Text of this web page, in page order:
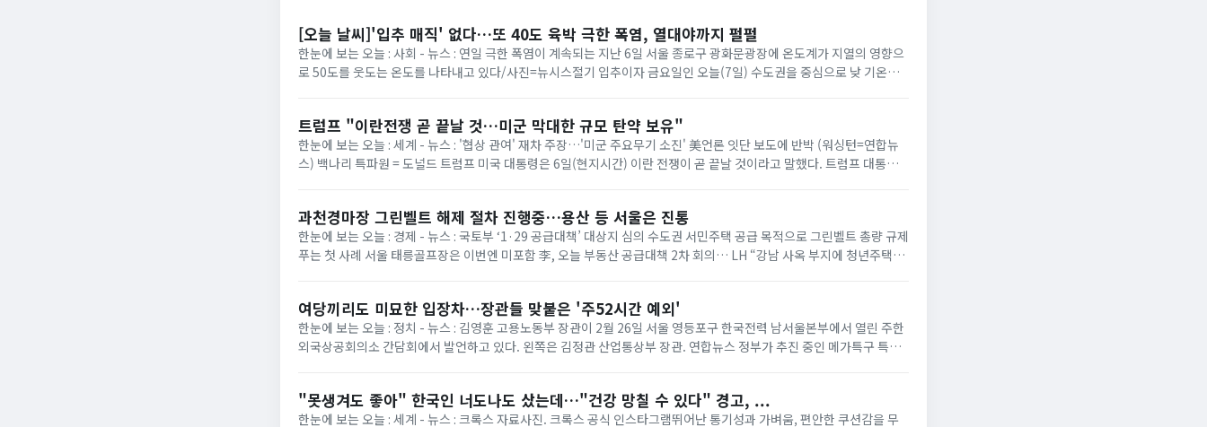
[오늘 날씨]'입추 매직' 없다…또 40도 육박 극한 폭염, 열대야까지 펄펄
한눈에 보는 오늘 : 사회 - 뉴스 : 연일 극한 폭염이 계속되는 지난 6일 서울 종로구 광화문광장에 온도계가 지열의 영향으
로 50도를 웃도는 온도를 나타내고 있다/사진=뉴시스절기 입추이자 금요일인 오늘(7일) 수도권을 중심으로 낮 기온이
트럼프 "이란전쟁 곧 끝날 것…미군 막대한 규모 탄약 보유"
한눈에 보는 오늘 : 세계 - 뉴스 : '협상 관여' 재차 주장…'미군 주요무기 소진' 美언론 잇단 보도에 반박 (워싱턴=연합뉴
스) 백나리 특파원 = 도널드 트럼프 미국 대통령은 6일(현지시간) 이란 전쟁이 곧 끝날 것이라고 말했다. 트럼프 대통령
과천경마장 그린벨트 해제 절차 진행중…용산 등 서울은 진통
한눈에 보는 오늘 : 경제 - 뉴스 : 국토부 ‘1·29 공급대책’ 대상지 심의 수도권 서민주택 공급 목적으로 그린벨트 총량 규제
푸는 첫 사례 서울 태릉골프장은 이번엔 미포함 李, 오늘 부동산 공급대책 2차 회의… LH “강남 사옥 부지에 청년주택”
여당끼리도 미묘한 입장차…장관들 맞붙은 '주52시간 예외'
한눈에 보는 오늘 : 정치 - 뉴스 : 김영훈 고용노동부 장관이 2월 26일 서울 영등포구 한국전력 남서울본부에서 열린 주한
외국상공회의소 간담회에서 발언하고 있다. 왼쪽은 김정관 산업통상부 장관. 연합뉴스 정부가 추진 중인 메가특구 특별
"못생겨도 좋아" 한국인 너도나도 샀는데…"건강 망칠 수 있다" 경고, ...
한눈에 보는 오늘 : 세계 - 뉴스 : 크록스 자료사진. 크록스 공식 인스타그램뛰어난 통기성과 가벼움, 편안한 쿠션감을 무